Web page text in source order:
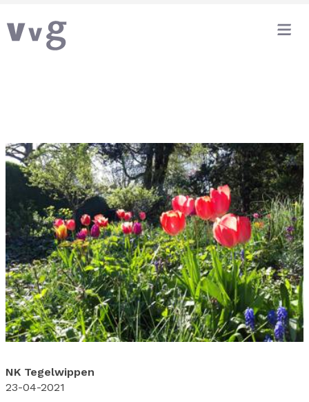
NK Tegelwippen
23-04-2021